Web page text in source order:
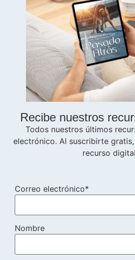
Recibe nuestros
Todos nuestros últimos
electrónico. Al suscribirte
recurso
Correo electrónico*
Nombre